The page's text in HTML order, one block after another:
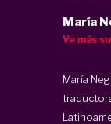
María
Ve más
María